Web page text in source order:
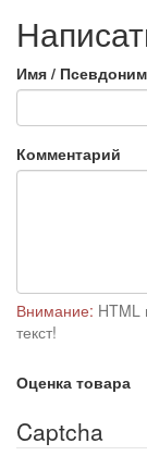
Имя / Псевдоним
Комментарий
Внимание: HTML
текст!
Оценка товара
Captcha